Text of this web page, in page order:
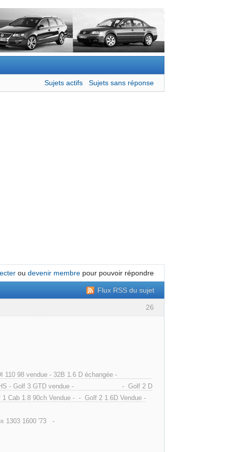
Sujets actifs Sujets sans réponse
ou devenir membrepour pouvoir répondre
Flux RSS du sujet
26
TDI 110 98 vendue - 32B 1.6 D échangée -
2 GTD HS - Golf 3 GTD vendue - - Golf 2 D
Cab 1.8 90ch Vendue - - Golf 2 1.6D Vendue -
1600 '73 -